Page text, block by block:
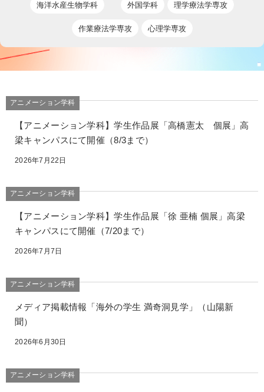
海洋水産生物学科 外国学科 理学療法学専攻
作業療法学専攻 心理学専攻
アニメーション学科
【アニメーション学科】学生作品展「高橋憲太 個展」高
梁キャンパスにて開催（8/3まで）
2026年7月22日
アニメーション学科
【アニメーション学科】学生作品展「徐 亜楠 個展」高梁
キャンパスにて開催（7/20まで）
2026年7月7日
アニメーション学科
メディア掲載情報「海外の学生 満奇洞見学」（山陽新
聞）
2026年6月30日
アニメーション学科